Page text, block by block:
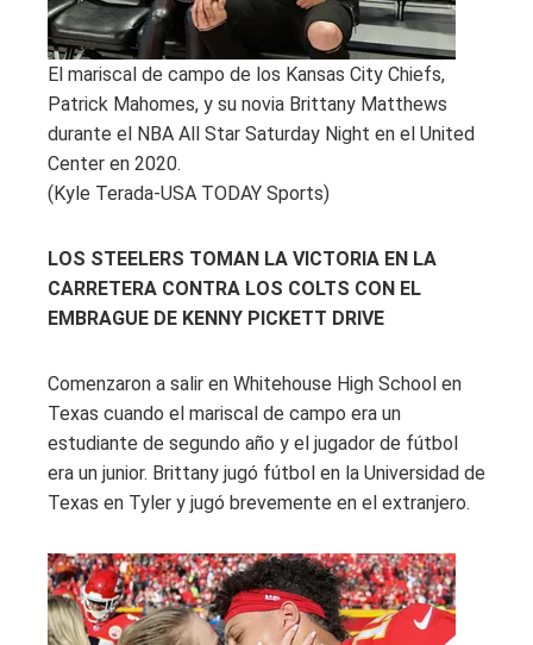
El mariscal de campo de los Kansas City Chiefs,
Patrick Mahomes, y su novia Brittany Matthews
durante el NBA All Star Saturday Night en el United
Center en 2020.
(Kyle Terada-USA TODAY Sports)
LOS STEELERS TOMAN LA VICTORIA EN LA
CARRETERA CONTRA LOS COLTS CON EL
EMBRAGUE DE KENNY PICKETT DRIVE
Comenzaron a salir en Whitehouse High School en
Texas cuando el mariscal de campo era un
estudiante de segundo año y el jugador de fútbol
era un junior. Brittany jugó fútbol en la Universidad de
Texas en Tyler y jugó brevemente en el extranjero.